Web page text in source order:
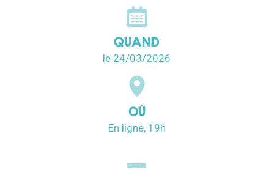
QUAND
le 24/03/2026
OÙ
En ligne, 19h